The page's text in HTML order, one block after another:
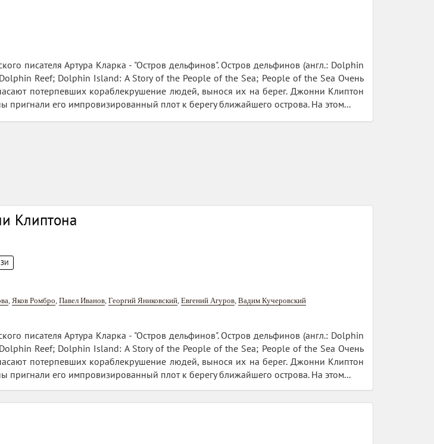
писателя Артура Кларка - "Остров дельфинов". Остров дельфинов (англ.: Dolphin
Reef; Dolphin Island: A Story of the People of the Sea; People of the Sea Очень
потерпевших кораблекрушение людей, вынося их на берег. Джонни Клиптон
пригнали его импровизированный плот к берегу ближайшего острова. На этом...
Клиптона
, Яков Ромбро, Павел Иванов, Георгий Яниковский, Евгений Агуров, Вадим Кучеровский
писателя Артура Кларка - "Остров дельфинов". Остров дельфинов (англ.: Dolphin
Reef; Dolphin Island: A Story of the People of the Sea; People of the Sea Очень
потерпевших кораблекрушение людей, вынося их на берег. Джонни Клиптон
пригнали его импровизированный плот к берегу ближайшего острова. На этом...